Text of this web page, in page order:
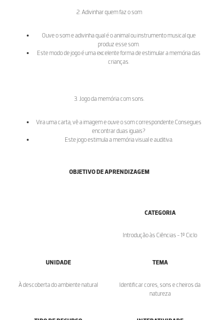
2. Adivinhar quem faz o som
Ouve o som e adivinha qual é o animal ou instrumento musical que
produz esse som.
Este modo de jogo é uma excelente forma de estimular a memória das
crianças.
3. Jogo da memória com sons.
Vira uma carta, vê a imagem e ouve o som correspondente.Consegues
encontrar duas iguais?
Este jogo estimula a memória visual e auditiva.
OBJETIVO DE APRENDIZAGEM
CATEGORIA
Introdução às Ciências - 1º Ciclo
UNIDADE
À descoberta do ambiente natural
TEMA
Identificar cores, sons e cheiros da
natureza